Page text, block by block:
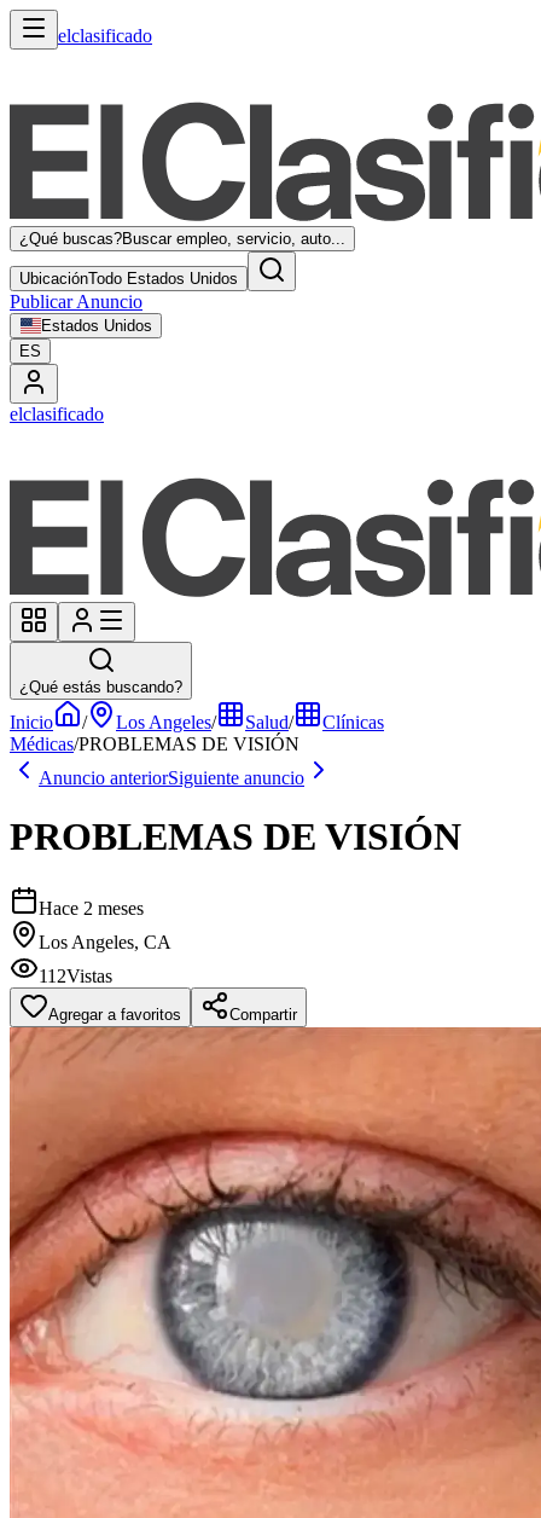
elclasificado
¿Qué buscas?Buscar empleo, servicio, auto...
UbicaciónTodo Estados Unidos
Publicar Anuncio
Estados Unidos
ES
elclasificado
¿Qué estás buscando?
Inicio / Los Angeles/ Salud/
Clínicas
Médicas/PROBLEMAS DE VISIÓN
Anuncio anteriorSiguiente anuncio
PROBLEMAS DE VISIÓN
Hace 2 meses
Los Angeles, CA
112Vistas
Agregar a favoritos Compartir